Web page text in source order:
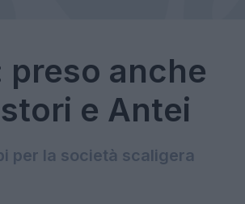
anche
e Antei
per la società scaligera